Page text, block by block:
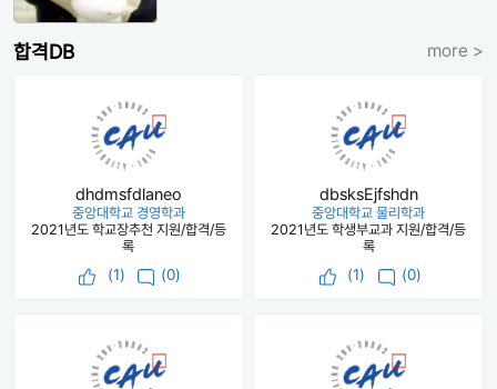
합격DB more >
dhdmsfdlaneo
중앙대학교 경영학과
2021년도 학교장추천 지원/합격/등
록
(1) (0)
dbsksEjfshdn
중앙대학교 물리학과
2021년도 학생부교과 지원/합격/등
록
(1) (0)